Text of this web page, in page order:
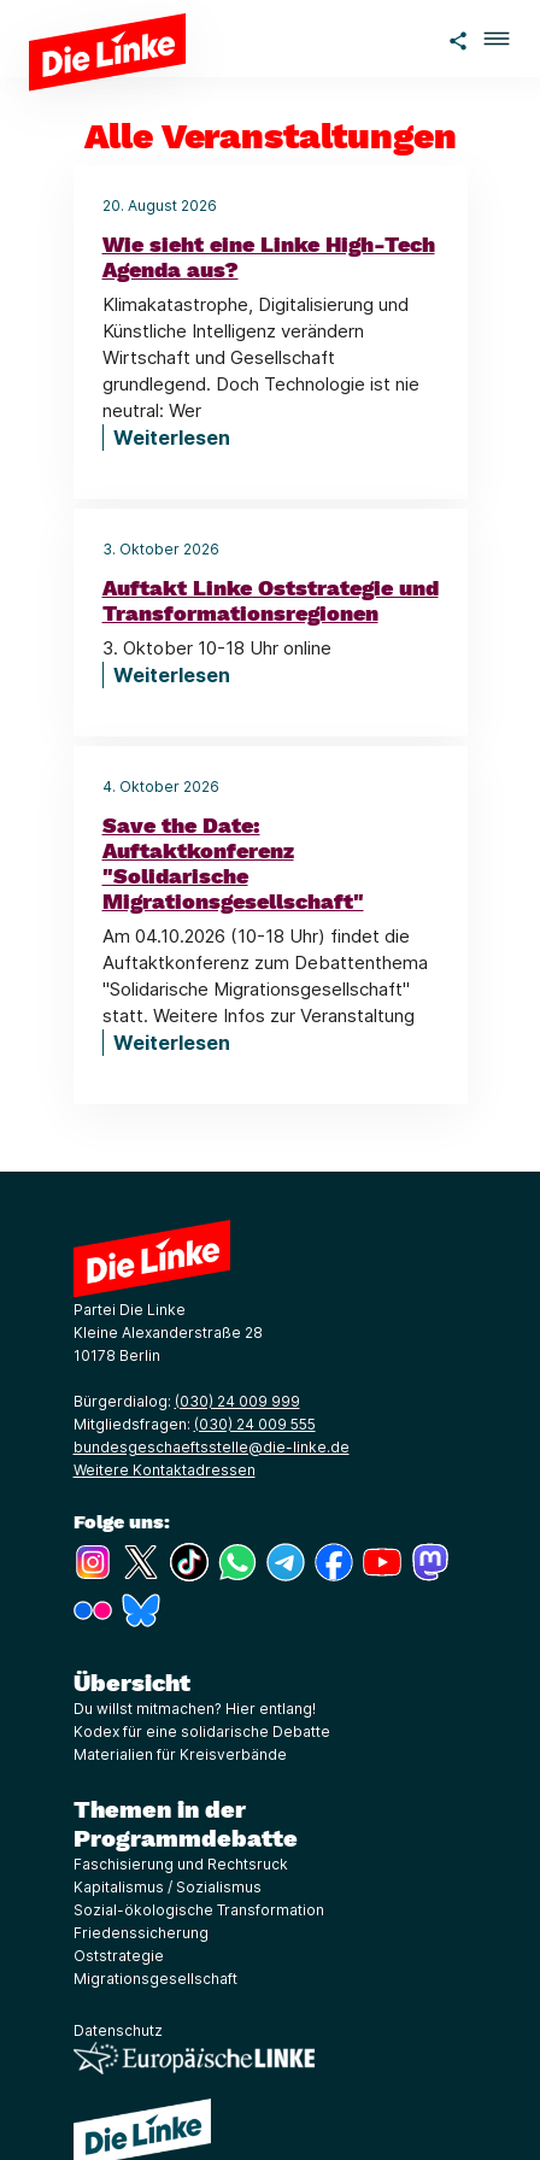
Zum Hauptinhalt springen
Alle Veranstaltungen
20. August 2026
Wie sieht eine Linke High-Tech
Agenda aus?
Klimakatastrophe, Digitalisierung und
Künstliche Intelligenz verändern
Wirtschaft und Gesellschaft
grundlegend. Doch Technologie ist nie
neutral: Wer
Weiterlesen
3. Oktober 2026
Auftakt Linke Oststrategie und
Transformationsregionen
3. Oktober 10-18 Uhr online
Weiterlesen
4. Oktober 2026
Save the Date:
Auftaktkonferenz
"Solidarische
Migrationsgesellschaft"
Am 04.10.2026 (10-18 Uhr) findet die
Auftaktkonferenz zum Debattenthema
"Solidarische Migrationsgesellschaft"
statt. Weitere Infos zur Veranstaltung
Weiterlesen
Partei Die Linke
Kleine Alexanderstraße 28
10178 Berlin
Bürgerdialog: (030) 24 009 999
Mitgliedsfragen: (030) 24 009 555
bundesgeschaeftsstelle@die-linke.de
Weitere Kontaktadressen
Folge uns:
(Link öffnet ein neues Fenster)
(Link öffnet ein neues Fenster)
(Link öffnet ein neues Fenster)
(Link öffnet ein neues Fenster)
(Link öffnet ein neues Fenster)
(Link öffnet ein neues
(Link öffnet ein
(Link öffnet ein neues Fenster)
Übersicht
Du willst mitmachen? Hier entlang!
Kodex für eine solidarische Debatte
Materialien für Kreisverbände
Themen in der
Programmdebatte
Faschisierung und Rechtsruck
Kapitalismus / Sozialismus
Sozial-ökologische Transformation
Friedenssicherung
Oststrategie
Migrationsgesellschaft
Datenschutz
(Link öffnet ein neues Fenster)